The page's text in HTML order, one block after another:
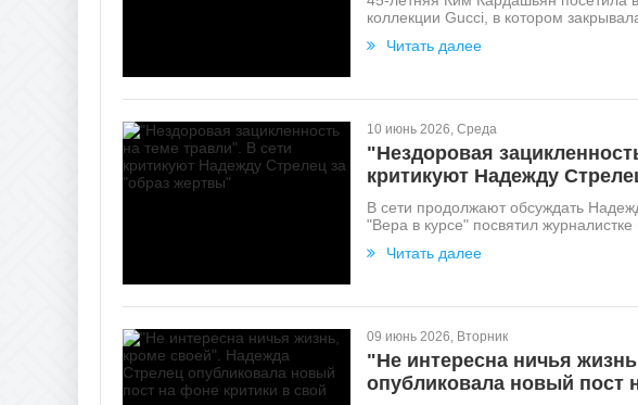
коллекции Gucci, в котором
Читать далее
10 июнь 2026, Среда
"Нездоровая
критикуют Надежду
В сети продолжают обсуждать
"Вера в курсе" посвятил
Читать далее
09 июнь 2026, Вторник
"Не интересна ничья
опубликовала новый пост